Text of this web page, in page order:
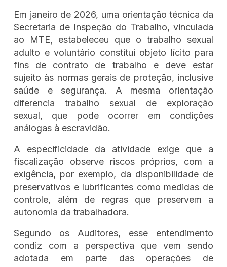
Em janeiro de 2026, uma orientação técnica da
Secretaria de Inspeção do Trabalho, vinculada
ao MTE, estabeleceu que o trabalho sexual
adulto e voluntário constitui objeto lícito para
fins de contrato de trabalho e deve estar
sujeito às normas gerais de proteção, inclusive
saúde e segurança. A mesma orientação
diferencia trabalho sexual de exploração
sexual, que pode ocorrer em condições
análogas à escravidão.
A especificidade da atividade exige que a
fiscalização observe riscos próprios, com a
exigência, por exemplo, da disponibilidade de
preservativos e lubrificantes como medidas de
controle, além de regras que preservem a
autonomia da trabalhadora.
Segundo os Auditores, esse entendimento
condiz com a perspectiva que vem sendo
adotada em parte das operações de